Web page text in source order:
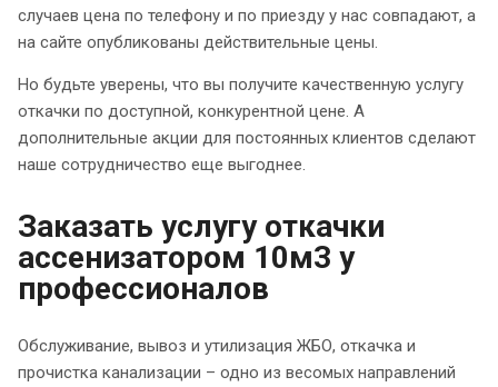
случаев цена по телефону и по приезду у нас совпадают, а
на сайте опубликованы действительные цены.
Но будьте уверены, что вы получите качественную услугу
откачки по доступной, конкурентной цене. А
дополнительные акции для постоянных клиентов сделают
наше сотрудничество еще выгоднее.
Заказать услугу откачки
ассенизатором 10м3 у
профессионалов
Обслуживание, вывоз и утилизация ЖБО, откачка и
прочистка канализации – одно из весомых направлений